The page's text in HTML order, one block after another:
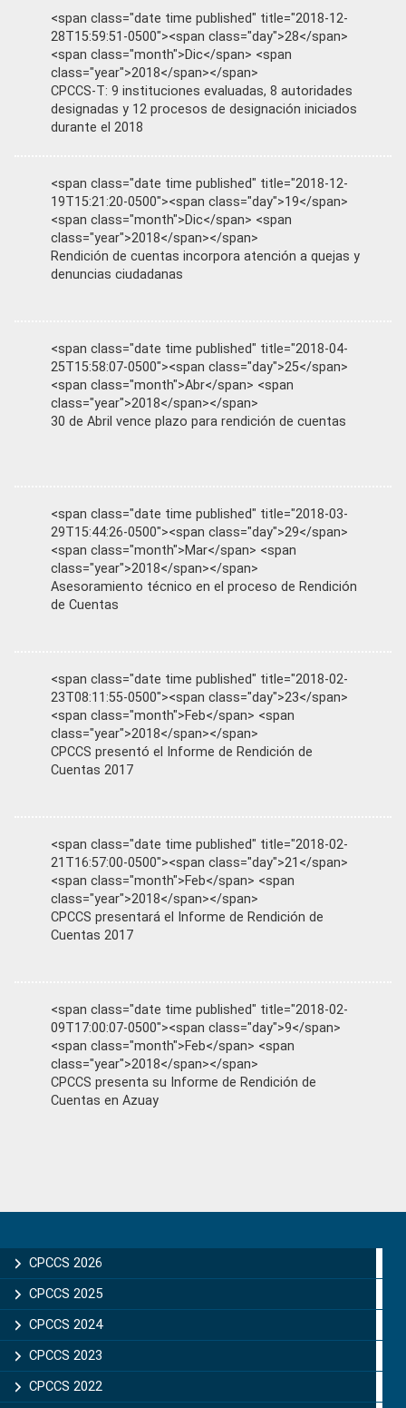
<span class="date time published" title="2018-12-
28T15:59:51-0500"><span class="day">28</span>
<span class="month">Dic</span> <span
class="year">2018</span></span>
CPCCS-T: 9 instituciones evaluadas, 8 autoridades
designadas y 12 procesos de designación iniciados
durante el 2018
<span class="date time published" title="2018-12-
19T15:21:20-0500"><span class="day">19</span>
<span class="month">Dic</span> <span
class="year">2018</span></span>
Rendición de cuentas incorpora atención a quejas y
denuncias ciudadanas
<span class="date time published" title="2018-04-
25T15:58:07-0500"><span class="day">25</span>
<span class="month">Abr</span> <span
class="year">2018</span></span>
30 de Abril vence plazo para rendición de cuentas
<span class="date time published" title="2018-03-
29T15:44:26-0500"><span class="day">29</span>
<span class="month">Mar</span> <span
class="year">2018</span></span>
Asesoramiento técnico en el proceso de Rendición
de Cuentas
<span class="date time published" title="2018-02-
23T08:11:55-0500"><span class="day">23</span>
<span class="month">Feb</span> <span
class="year">2018</span></span>
CPCCS presentó el Informe de Rendición de
Cuentas 2017
<span class="date time published" title="2018-02-
21T16:57:00-0500"><span class="day">21</span>
<span class="month">Feb</span> <span
class="year">2018</span></span>
CPCCS presentará el Informe de Rendición de
Cuentas 2017
<span class="date time published" title="2018-02-
09T17:00:07-0500"><span class="day">9</span>
<span class="month">Feb</span> <span
class="year">2018</span></span>
CPCCS presenta su Informe de Rendición de
Cuentas en Azuay
Sidebar
CPCCS 2026
CPCCS 2025
CPCCS 2024
CPCCS 2023
CPCCS 2022